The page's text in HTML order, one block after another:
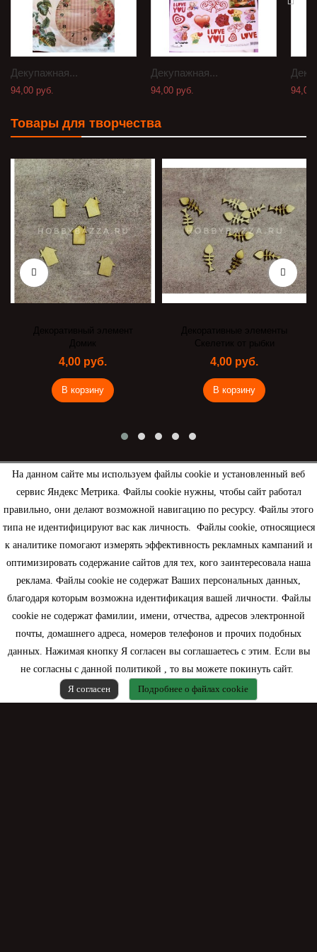
На данном сайте мы используем файлы cookie и установленный веб
сервис Яндекс Метрика. Файлы cookie нужны, чтобы сайт работал
правильно, они делают возможной навигацию по ресурсу. Файлы этого
типа не идентифицируют вас как личность. Файлы cookie, относящиеся
к аналитике помогают измерять эффективность рекламных кампаний и
оптимизировать содержание сайтов для тех, кого заинтересовала наша
реклама. Файлы cookie не содержат Ваших персональных данных,
благодаря которым возможна идентификация вашей личности. Файлы
cookie не содержат фамилии, имени, отчества, адресов электронной
почты, домашнего адреса, номеров телефонов и прочих подобных
данных. Нажимая кнопку Я согласен вы соглашаетесь с этим. Если вы
не согласны с данной политикой , то вы можете покинуть сайт.
Я согласен
Подробнее о файлах cookie
Декупажная...
94,00 руб.
Декупажная...
94,00 руб. 94,00
Товары для творчества
Декоративный элемент
Домик
4,00 руб.
В корзину
Декоративные элементы
Скелетик от рыбки
4,00 руб.
В корзину
Рассылка
Информация
Моя учетная запись
Контактная информация